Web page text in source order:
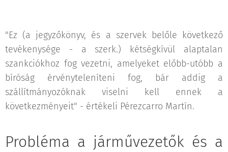
"Ez (a jegyzőkönyv, és a szervek belőle következő
tevékenysége - a szerk.) kétségkívül alaptalan
szankciókhoz fog vezetni, amelyeket előbb-utóbb a
bíróság érvényteleníteni fog, bár addig a
szállítmányozóknak viselni kell ennek a
következményeit" - értékeli Pérezcarro Martín.
Probléma a járművezetők és a